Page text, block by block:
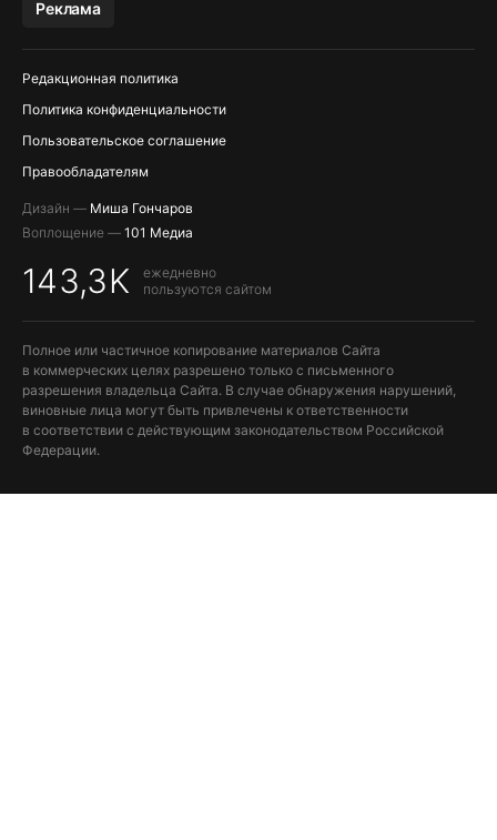
Реклама
Редакционная политика
Политика конфиденциальности
Пользовательское соглашение
Правообладателям
Дизайн — Миша Гончаров
Воплощение — 101 Медиа
143,3K
ежедневно
пользуются сайтом
Полное или частичное копирование материалов Сайта
в коммерческих целях разрешено только с письменного
разрешения владельца Сайта. В случае обнаружения нарушений,
виновные лица могут быть привлечены к ответственности
в соответствии с действующим законодательством Российской
Федерации.